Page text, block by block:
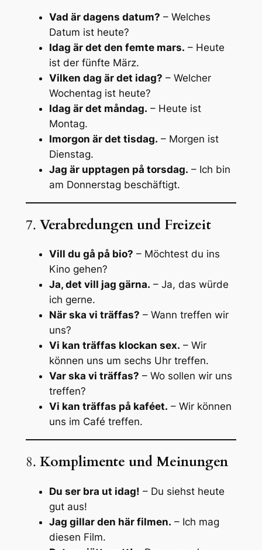
Vad är dagens datum? – Welches
Datum ist heute?
Idag är det den femte mars. – Heute
ist der fünfte März.
Vilken dag är det idag? – Welcher
Wochentag ist heute?
Idag är det måndag. – Heute ist
Montag.
Imorgon är det tisdag. – Morgen ist
Dienstag.
Jag är upptagen på torsdag. – Ich bin
am Donnerstag beschäftigt.
7. Verabredungen und Freizeit
Vill du gå på bio? – Möchtest du ins
Kino gehen?
Ja, det vill jag gärna. – Ja, das würde
ich gerne.
När ska vi träffas? – Wann treffen wir
uns?
Vi kan träffas klockan sex. – Wir
können uns um sechs Uhr treffen.
Var ska vi träffas? – Wo sollen wir uns
treffen?
Vi kan träffas på kaféet. – Wir können
uns im Café treffen.
8. Komplimente und Meinungen
Du ser bra ut idag! – Du siehst heute
gut aus!
Jag gillar den här filmen. – Ich mag
diesen Film.